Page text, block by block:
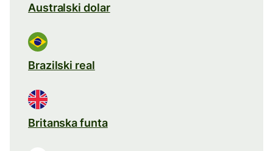
Australski dolar
Brazilski real
Britanska funta